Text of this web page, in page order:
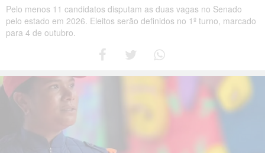
Pelo menos 11 candidatos disputam as duas vagas no Senado
pelo estado em 2026. Eleitos serão definidos no 1º turno, marcado
para 4 de outubro.